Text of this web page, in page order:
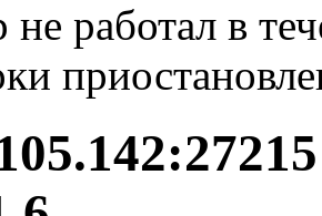
не работал в